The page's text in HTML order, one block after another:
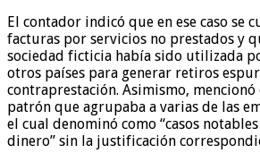
El contador indicó que en ese caso se
facturas por servicios no prestados y
sociedad ficticia había sido utilizada
otros países para generar retiros
contraprestación. Asimismo,
patrón que agrupaba a varias de las
el cual denominó como “casos
dinero” sin la justificación